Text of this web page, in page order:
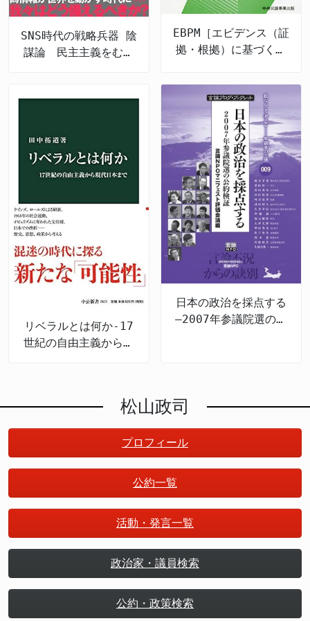
治手腕にも、地元・福岡からは批判の声が出ている。
2015年、福岡県連会長時代に統一地方選をめぐって
県議同士が年次大会で衝突、警察沙汰にまで発展した
が、「調整役として何の機能も果たさなかった」と当
岸田派からの年功序列による“割り当て”に過ぎない」
という声もあり、人事の裏にある派閥バランスの力学
が透けて見える。身体検査の甘さを疑う声も与党内に
くすぶる。 「仕事人内閣」の看板にふさわしいか？
安倍晋三首相は、当時の内閣改造を「仕事人内閣」と
銘打ち、実行力ある布陣だと自賛した。しかし、新閣
僚の過去にこうした重大な疑惑が浮上している以上、
少なくとも“適材適所”であったとは言いがたい。
「女体盛り」という言葉そのものが今日の社会的価値
観から見て到底受け入れられない行為であることは明
白であり、その現場にいた可能性がある政治家が説明
を避けるならば、「一億総活躍」などというスローガ
ンに説得力はない。 松山氏自身が、JC会頭時代に
「再発防止と組織改革を主導した」とするならば、ま
ず自身が政治家として、社会に対して「何があったの
か」「自分はどう対応したのか」を明確に語るべきで
ある。それこそが、真の“活躍”であるはずだ。
SNS時代の戦略兵器 陰
謀論 民主主義をむし
EBPM［エビデンス（証
拠・根拠）に基づく政
和の新たな政策形成
リベラルとは何か-17
世紀の自由主義から現
日本の政治を採点する
―2007年参議院選の公
松山政司
プロフィール
公約一覧
活動・発言一覧
政治家・議員検索
公約・政策検索